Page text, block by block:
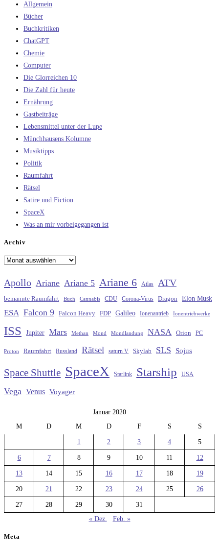
Allgemein
Bücher
Buchkritiken
ChatGPT
Chemie
Computer
Die Glorreichen 10
Die Zahl für heute
Ernährung
Gastbeiträge
Lebensmittel unter der Lupe
Münchhausens Kolumne
Musiktipps
Politik
Raumfahrt
Rätsel
Satire und Fiction
SpaceX
Was an mir vorbeigegangen ist
Archiv
Archiv
Apollo Ariane Ariane 5 Ariane 6 Atlas ATV
bemannte Raumfahrt Buch Cannabis CDU Corona-Virus Dragon Elon Musk
ESA Falcon 9 Falcon Heavy FDP Galileo Ionenantrieb Ionentriebwerke
ISS Jupiter Mars Methan Mond Mondlandung NASA Orion PC
Proton Raumfahrt Russland Rätsel saturn V Skylab SLS Sojus
Space Shuttle SpaceX Starlink Starship USA
Vega Venus Voyager
Januar 2020
M
D M D F S S
1 2 3 4 5
6 7 8 9 10 11 12
13 14 15 16 17 18 19
20 21 22 23 24 25 26
27 28 29 30
31
« Dez.
Feb. »
Meta